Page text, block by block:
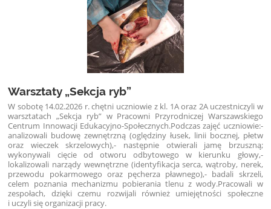
Warsztaty „Sekcja ryb”
W sobotę 14.02.2026 r. chętni uczniowie z kl. 1A oraz 2A uczestniczyli w
warsztatach „Sekcja ryb” w Pracowni Przyrodniczej Warszawskiego
Centrum Innowacji Edukacyjno-Społecznych.Podczas zajęć uczniowie:-
analizowali budowę zewnętrzną (oględziny łusek, linii bocznej, płetw
oraz wieczek skrzelowych),- następnie otwierali jamę brzuszną;
wykonywali cięcie od otworu odbytowego w kierunku głowy,-
lokalizowali narządy wewnętrzne (identyfikacja serca, wątroby, nerek,
przewodu pokarmowego oraz pęcherza pławnego),- badali skrzeli,
celem poznania mechanizmu pobierania tlenu z wody.Pracowali w
zespołach, dzięki czemu rozwijali również umiejętności społeczne
i uczyli się organizacji pracy.